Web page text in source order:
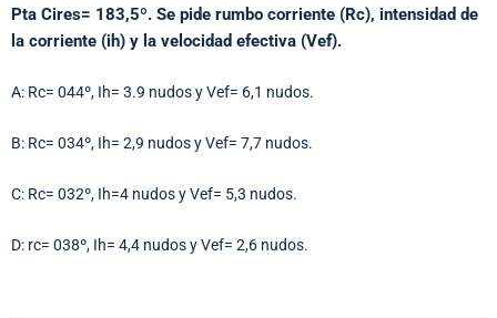
Pta Cires= 183,5º. Se pide rumbo corriente (Rc), intensidad de
la corriente (ih) y la velocidad efectiva (Vef).
A: Rc= 044º, Ih= 3.9 nudos y Vef= 6,1 nudos.
B: Rc= 034º, Ih= 2,9 nudos y Vef= 7,7 nudos.
C: Rc= 032º, Ih=4 nudos y Vef= 5,3 nudos.
D: rc= 038º, Ih= 4,4 nudos y Vef= 2,6 nudos.